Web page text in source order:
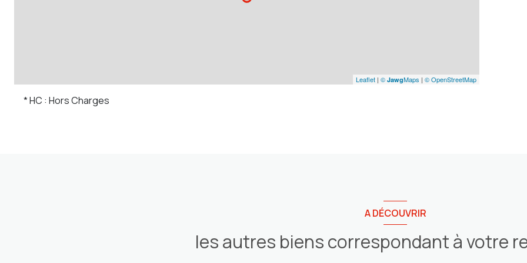
Leaflet| © JawgMaps | © OpenStreetMap
* HC : Hors Charges
A DÉCOUVRIR
les autres biens correspondant à votre